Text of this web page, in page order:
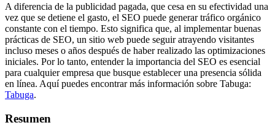
A diferencia de la publicidad pagada, que cesa en su efectividad una
vez que se detiene el gasto, el SEO puede generar tráfico orgánico
constante con el tiempo. Esto significa que, al implementar buenas
prácticas de SEO, un sitio web puede seguir atrayendo visitantes
incluso meses o años después de haber realizado las optimizaciones
iniciales. Por lo tanto, entender la importancia del SEO es esencial
para cualquier empresa que busque establecer una presencia sólida
en línea. Aquí puedes encontrar más información sobre Tabuga:
Tabuga.
Resumen